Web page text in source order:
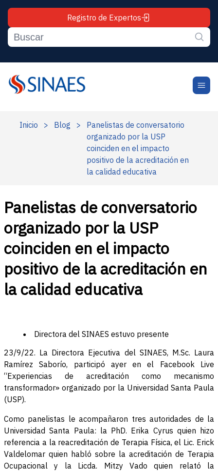
Registro de Expertos
Inicio > Blog >
Panelistas de conversatorio
organizado por la USP
coinciden en el impacto
positivo de la acreditación en
la calidad educativa
Panelistas de conversatorio
organizado por la USP
coinciden en el impacto
positivo de la acreditación en
la calidad educativa
Directora del SINAES estuvo presente
23/9/22. La Directora Ejecutiva del SINAES, M.Sc. Laura
Ramírez Saborío, participó ayer en el Facebook Live
“Experiencias de acreditación como mecanismo
transformador» organizado por la Universidad Santa Paula
(USP).
Como panelistas le acompañaron tres autoridades de la
Universidad Santa Paula: la PhD. Erika Cyrus quien hizo
referencia a la reacreditación de Terapia Física, el Lic. Erick
Valdelomar quien habló sobre la acreditación de Terapia
Ocupacional y la Licda. Mitzy Vado quien relató la